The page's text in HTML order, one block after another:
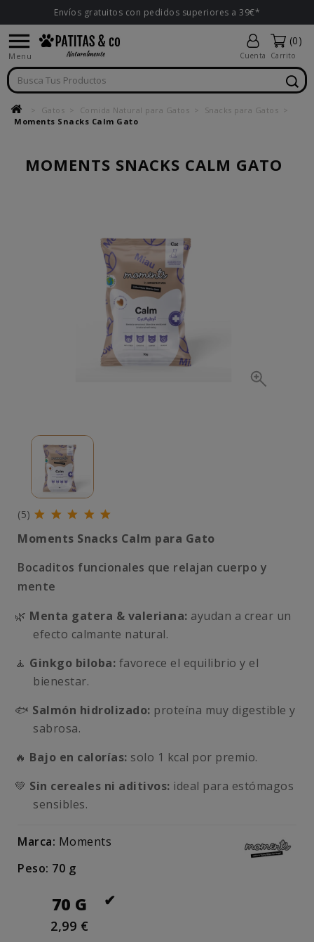
Envíos gratuitos con pedidos superiores a 39€*

Menu Cuenta
(0)
Carrito
Gatos Comida Natural para Gatos
Snacks para Gatos
Moments Snacks Calm Gato
MOMENTS SNACKS CALM GATO
(5)
Moments Snacks Calm para Gato
Bocaditos funcionales que relajan cuerpo y
mente
🌿 Menta gatera & valeriana: ayudan a crear un
efecto calmante natural.
🧘 Ginkgo biloba: favorece el equilibrio y el
bienestar.
🐟 Salmón hidrolizado: proteína muy digestible y
sabrosa.
🔥 Bajo en calorías: solo 1 kcal por premio.
💚 Sin cereales ni aditivos: ideal para estómagos
sensibles.
Marca: Moments
Peso: 70 g
70 G
2,99 €